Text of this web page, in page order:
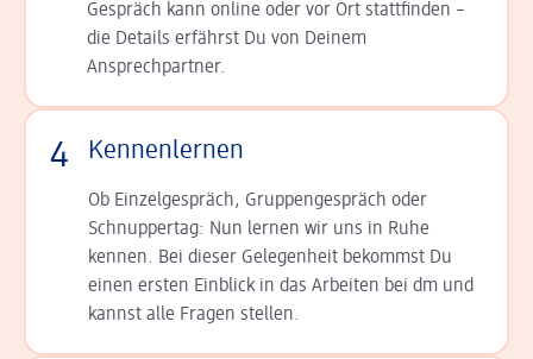
Gespräch kann online oder vor Ort statt­finden –
die Details er­fährst Du von Deinem
Ansprechpartner.
4 Kennenlernen
Ob Einzelgespräch, Grup­pen­gespräch oder
Schnup­per­tag: Nun lernen wir uns in Ruhe
kennen. Bei dieser Gelegenheit bekommst Du
einen ersten Einblick in das Arbeiten bei dm und
kannst alle Fragen stellen.